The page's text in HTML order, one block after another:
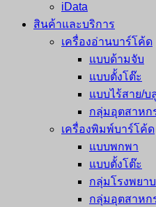
iData
สินค้าและบริการ
เครื่องอ่านบาร์โค้ด
แบบด้ามจับ
แบบตั้งโต๊ะ
แบบไร้สาย/บ
กลุ่มอุตสาหก
เครื่องพิมพ์บาร์โค้ด
แบบพกพา
แบบตั้งโต๊ะ
กลุ่มโรงพยา
กลุ่มอุตสาหก